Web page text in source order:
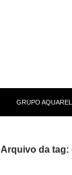
GRUPO
Arquivo da tag: